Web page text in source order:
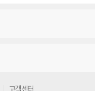
고객센터